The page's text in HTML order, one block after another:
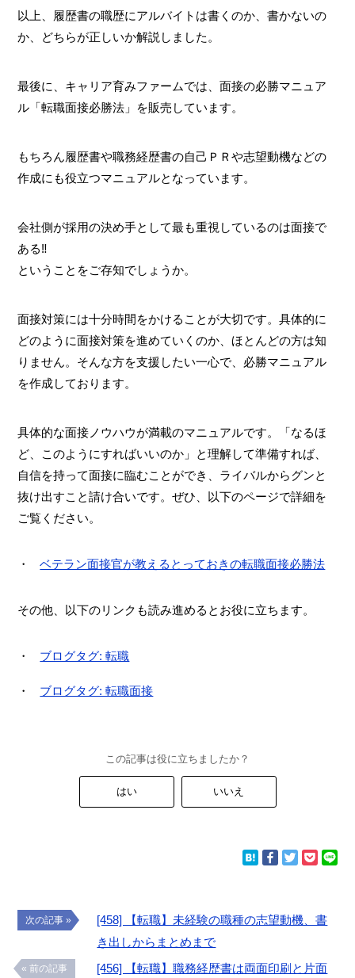
以上、履歴書の職歴にアルバイトは書くのか、書かないの
か、どちらが正しいか解説しました。
最後に、キャリア育みファームでは、面接の必勝マニュア
ル「転職面接必勝法」を販売しています。
もちろん履歴書や職務経歴書の自己ＰＲや志望動機などの
作成にも役立つマニュアルとなっています。
会社側が採用の決め手として最も重視しているのは面接で
ある‼
ということをご存知でしょうか。
面接対策には十分時間をかけることが大切です。具体的に
どのように面接対策を進めていくのか、ほとんどの方は知
りません。そんな方を支援したい一心で、必勝マニュアル
を作成しております。
具体的な面接ノウハウが満載のマニュアルです。「なるほ
ど、このようにすればいいのか」と理解して準備すれば、
自信を持って面接に臨むことができ、ライバルからグンと
抜け出すこと請け合いです。ぜひ、以下のページで詳細を
ご覧ください。
ベテラン面接官が教えるとっておきの転職面接必勝法
その他、以下のリンクも読み進めるとお役に立ちます。
ブログタグ: 転職
ブログタグ: 転職面接
この記事は役に立ちましたか？
はい いいえ
次の記事 »
[458] 【転職】未経験の職種の志望動機、書
き出しからまとめまで
« 前の記事 [456] 【転職】職務経歴書は両面印刷と片面